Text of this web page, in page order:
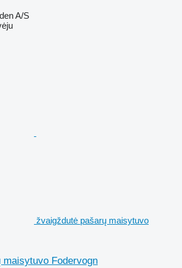
A/S
žvaigždutė pašarų maisytuvo
Fodervogn